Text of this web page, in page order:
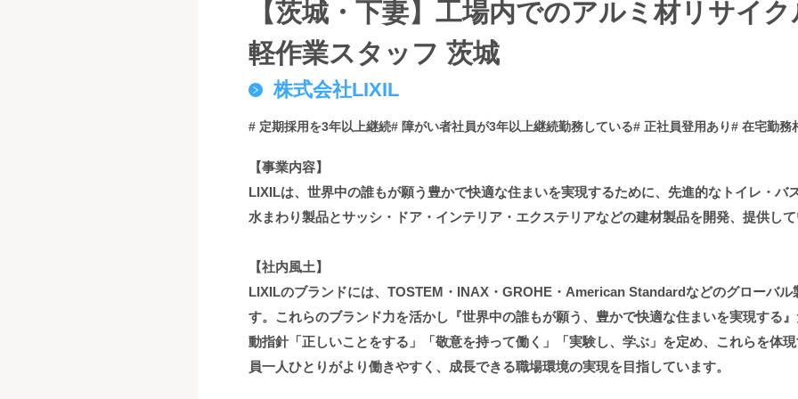
【茨城・下妻】工場内でのアルミ材リサイ
軽作業スタッフ 茨城
株式会社LIXIL
# 定期採用を3年以上継続# 障がい者社員が3年以上継続勤務している# 正社員登用あり# 在宅勤務
【事業内容】
LIXILは、世界中の誰もが願う豊かで快適な住まいを実現するために、先進的なトイレ・バ
水まわり製品とサッシ・ドア・インテリア・エクステリアなどの建材製品を開発、提供し
【社内風土】
LIXILのブランドには、TOSTEM・INAX・GROHE・American Standardなどのグローバル
す。これらのブランド力を活かし『世界中の誰もが願う、豊かで快適な住まいを実現する
動指針「正しいことをする」「敬意を持って働く」「実験し、学ぶ」を定め、これらを体
員一人ひとりがより働きやすく、成長できる職場環境の実現を目指しています。